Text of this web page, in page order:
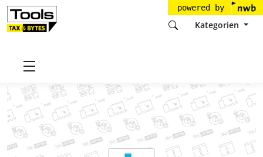
powered by
Kategorien
Startseite